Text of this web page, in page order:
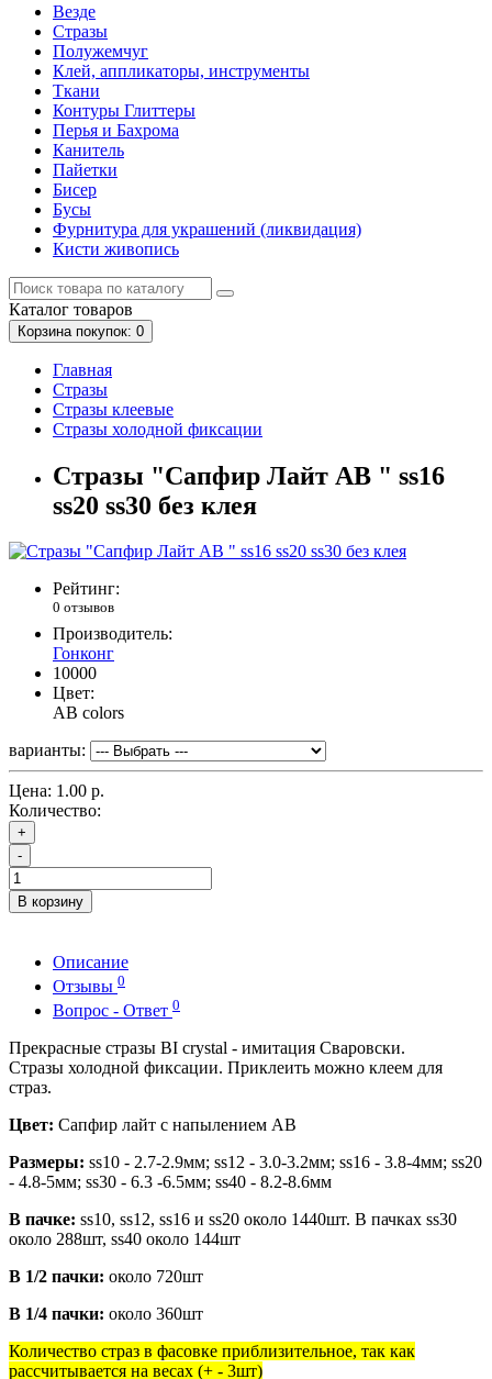
Везде
Стразы
Полужемчуг
Клей, аппликаторы, инструменты
Ткани
Контуры Глиттеры
Перья и Бахрома
Канитель
Пайетки
Бисер
Бусы
Фурнитура для украшений (ликвидация)
Кисти живопись
Каталог товаров
Корзина покупок: 0
Главная
Стразы
Стразы клеевые
Стразы холодной фиксации
Стразы "Сапфир Лайт АВ " ss16
ss20 ss30 без клея
Рейтинг:
0 отзывов
Производитель:
Гонконг
10000
Цвет:
AB colors
варианты:
Цена: 1.00 р.
Количество:
+
-
В корзину
Описание
Отзывы 0
Вопрос - Ответ 0
Прекрасные стразы BI crystal - имитация Сваровски.
Стразы холодной фиксации. Приклеить можно клеем для
страз.
Цвет: Сапфир лайт с напылением АВ
Размеры: ss10 - 2.7-2.9мм; ss12 - 3.0-3.2мм; ss16 - 3.8-4мм; ss20
- 4.8-5мм; ss30 - 6.3 -6.5мм; ss40 - 8.2-8.6мм
В пачке: ss10, ss12, ss16 и ss20 около 1440шт. В пачках ss30
около 288шт, ss40 около 144шт
В 1/2 пачки: около 720шт
В 1/4 пачки: около 360шт
Количество страз в фасовке приблизительное, так как
рассчитывается на весах (+ - 3шт)